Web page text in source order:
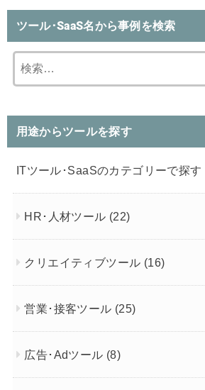
ツール･SaaS名から事例を検索
索:
用途からツールを探す
ITツール･SaaSのカテゴリーで探す
HR･人材ツール (22)
クリエイティブツール (16)
営業･接客ツール (25)
広告･Adツール (8)